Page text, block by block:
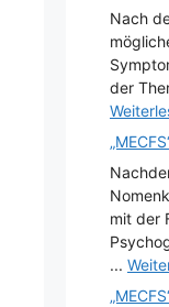
Nach
der
mit der
...